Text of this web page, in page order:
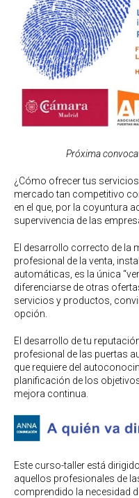
Próxima convocatoria
¿Cómo ofrecer tus
mercado tan competitivo
en el que, por la coyuntura
supervivencia de las
El desarrollo correcto de la
profesional de la venta,
automáticas, es la única
diferenciarse de otras
servicios y productos,
opción.
El desarrollo de tu
profesional de las puertas
que requiere del
planificación de los
mejora continua.
Este curso-taller está
aquellos profesionales de
comprendido la necesidad